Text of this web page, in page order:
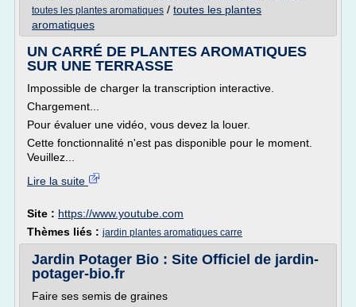
toutes les plantes aromatiques / toutes les plantes
aromatiques
UN CARRÉ DE PLANTES AROMATIQUES
SUR UNE TERRASSE
Impossible de charger la transcription interactive.
Chargement...
Pour évaluer une vidéo, vous devez la louer.
Cette fonctionnalité n'est pas disponible pour le moment.
Veuillez...
Lire la suite
Site : https://www.youtube.com
Thèmes liés : jardin plantes aromatiques carre
Jardin Potager Bio : Site Officiel de jardin-
potager-bio.fr
Faire ses semis de graines